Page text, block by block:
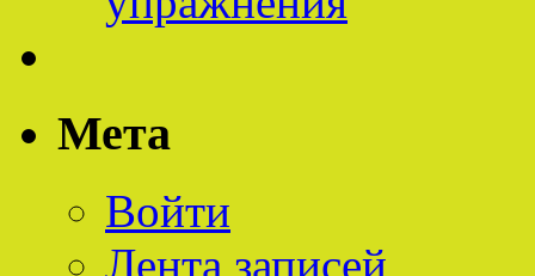
Мета
Войти
Лента записей